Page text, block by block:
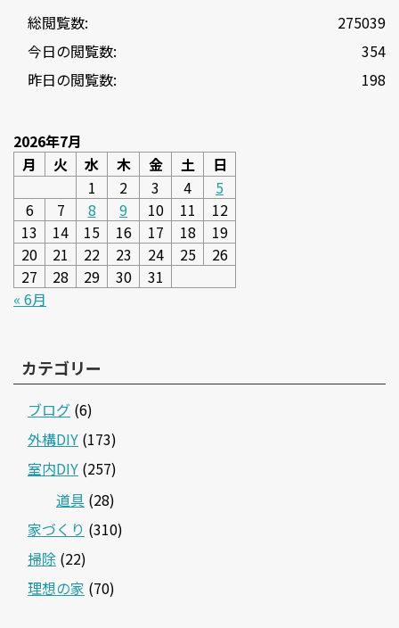
275039
総閲覧数:
354
今日の閲覧数:
198
昨日の閲覧数:
2026年7月
月
火 水 木 金 土
日
1
2 3 4
5
6
7 8 9 10 11
12
13
14 15 16 17 18
19
20
21 22 23 24 25
26
27
28 29 30
31
« 6月
カテゴリー
ブログ (6)
外構DIY (173)
室内DIY (257)
道具 (28)
家づくり (310)
掃除 (22)
理想の家 (70)